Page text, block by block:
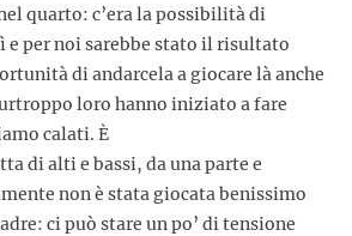
quarto: c’era la possibilità di
e per noi sarebbe stato il risultato
di andarcela a giocare là anche
loro hanno iniziato a fare
calati. È
di alti e bassi, da una parte e
non è stata giocata benissimo
ci può stare un po’ di tensione